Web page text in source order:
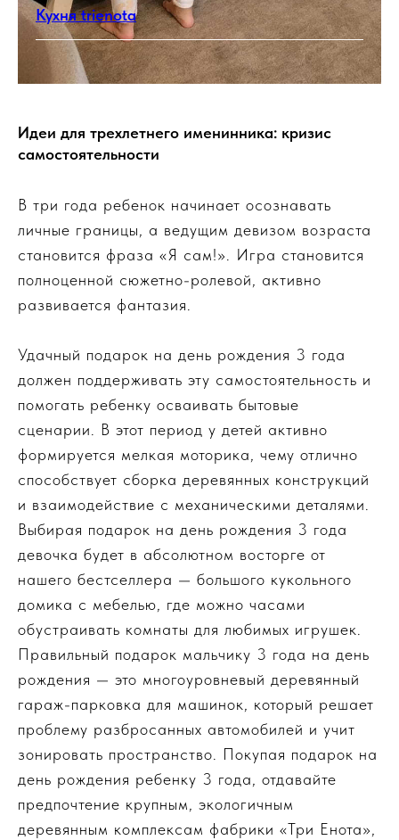
Кухня trienota
Идеи для трехлетнего именинника: кризис
самостоятельности
В три года ребенок начинает осознавать
личные границы, а ведущим девизом возраста
становится фраза «Я сам!». Игра становится
полноценной сюжетно-ролевой, активно
развивается фантазия.
Удачный подарок на день рождения 3 года
должен поддерживать эту самостоятельность и
помогать ребенку осваивать бытовые
сценарии. В этот период у детей активно
формируется мелкая моторика, чему отлично
способствует сборка деревянных конструкций
и взаимодействие с механическими деталями.
Выбирая подарок на день рождения 3 года
девочка будет в абсолютном восторге от
нашего бестселлера — большого кукольного
домика с мебелью, где можно часами
обустраивать комнаты для любимых игрушек.
Правильный подарок мальчику 3 года на день
рождения — это многоуровневый деревянный
гараж-парковка для машинок, который решает
проблему разбросанных автомобилей и учит
зонировать пространство. Покупая подарок на
день рождения ребенку 3 года, отдавайте
предпочтение крупным, экологичным
деревянным комплексам фабрики «Три Енота»,